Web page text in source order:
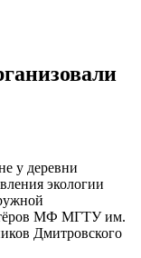
у деревни
экологии
МФ МГТУ им.
Дмитровского